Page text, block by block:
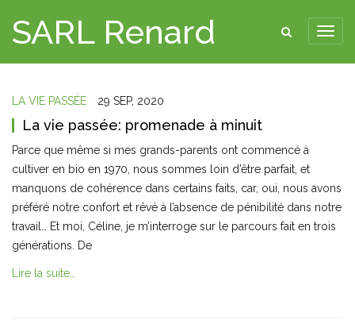
SARL Renard
LA VIE PASSÉE 29 SEP, 2020
La vie passée: promenade à minuit
Parce que même si mes grands-parents ont commencé à
cultiver en bio en 1970, nous sommes loin d’être parfait, et
manquons de cohérence dans certains faits, car, oui, nous avons
préféré notre confort et rêvé à l’absence de pénibilité dans notre
travail… Et moi, Céline, je m’interroge sur le parcours fait en trois
générations. De
Lire la suite…